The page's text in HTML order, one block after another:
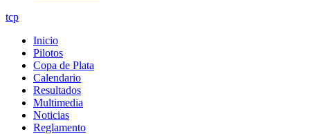
tcp
Inicio
Pilotos
Copa de Plata
Calendario
Resultados
Multimedia
Noticias
Reglamento